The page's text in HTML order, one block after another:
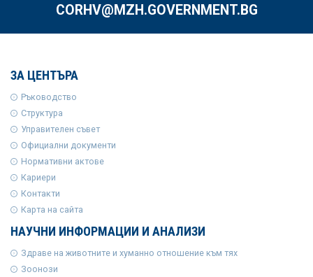
CORHV@MZH.GOVERNMENT.BG
ЗА ЦЕНТЪРА
Ръководство
Структура
Управителен съвет
Официални документи
Нормативни актове
Кариери
Контакти
Карта на сайта
НАУЧНИ ИНФОРМАЦИИ И АНАЛИЗИ
Здраве на животните и хуманно отношение към тях
Зоонози